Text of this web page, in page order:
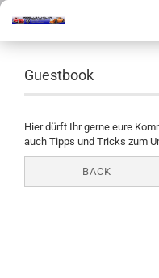
Guestbook
Hier dürft Ihr gerne eure
auch Tipps und Tricks zum
BACK